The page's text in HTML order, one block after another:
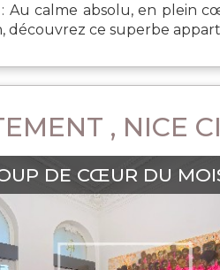
: Au calme absolu, en plein
découvrez ce superbe
, NICE
DE CŒUR DU